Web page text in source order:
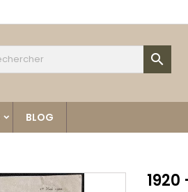

BLOG